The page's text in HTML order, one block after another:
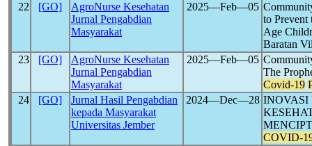
22 [GO]
AgroNurse Kesehatan
Jurnal Pengabdian
Masyarakat
2025―Feb―05
to Prevent
Age
Baratan
23
[GO]
AgroNurse Kesehatan
Jurnal Pengabdian
Masyarakat
2025―Feb―05
The
Covid-19
24
[GO]
Jurnal Hasil Pengabdian
kepada Masyarakat
Universitas Jember
2024―Dec―28 INOVASI
COVID-